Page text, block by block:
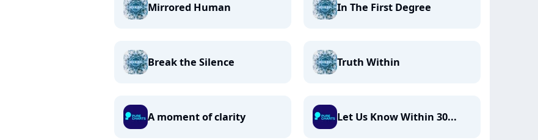
Mirrored Human In The First Degree
Break the Silence Truth Within
A moment of clarity Let Us Know Within 30...